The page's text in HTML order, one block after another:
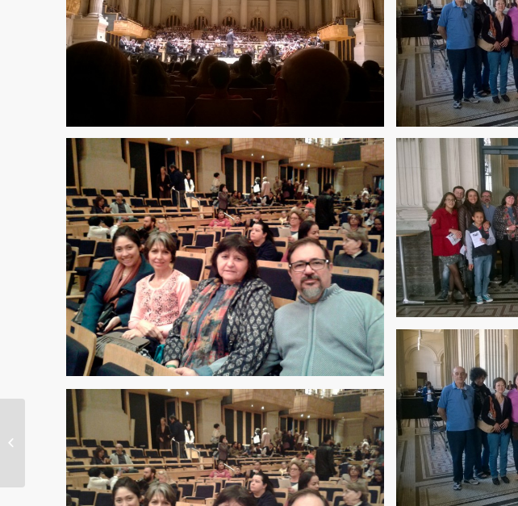
Outubro 23 | Feijoada
dos Amigos da MOA